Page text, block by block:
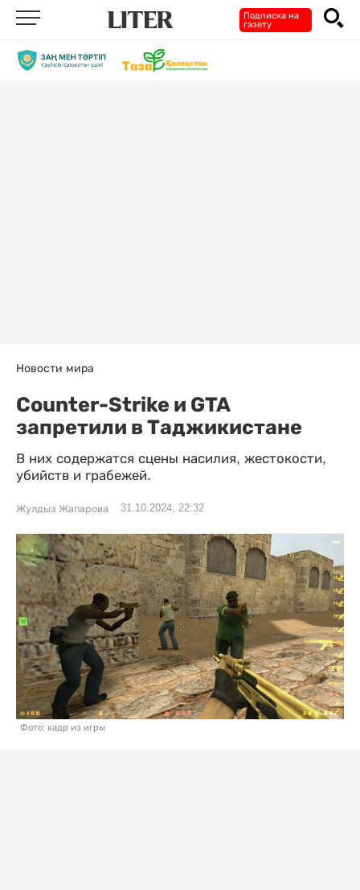
Подписка на
газету
Новости мира
Counter-Strike и GTA
запретили в Таджикистане
В них содержатся сцены насилия, жестокости,
убийств и грабежей.
Жулдыз Жапарова 31.10.2024, 22:32
Фото: кадр из игры